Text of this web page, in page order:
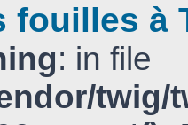
fouilles à
: in file